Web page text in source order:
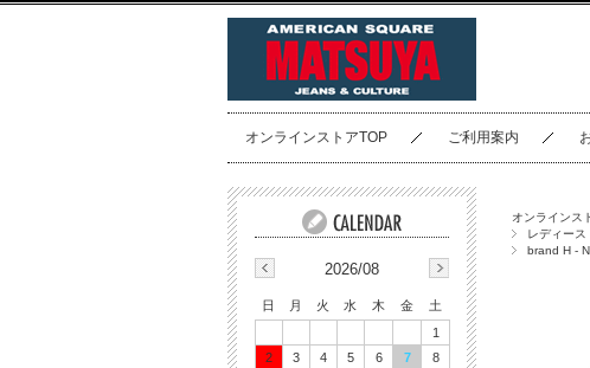
オンラインストアTOP ご利用案内
オンラインス
レディース
brand H - N
2026/08
日 月 火 水 木 金
土
1
2
3 4 5 6 7
8